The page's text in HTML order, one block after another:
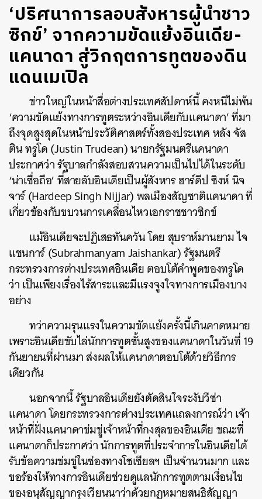
‘ปริศนาการลอบสังหารผู้นำชาว
ซิกข์’ จากความขัดแย้งอินเดีย-
แคนาดา สู่วิกฤตการทูตของดิน
แดนเมเปิล
ข่าวใหญ่ในหน้าสื่อต่างประเทศสัปดาห์นี้ คงหนีไม่พ้น
‘ความขัดแย้งทางการทูตระหว่างอินเดียกับแคนาดา’ ที่มา
ถึงจุดสูงสุดในหน้าประวัติศาสตร์ทั้งสองประเทศ หลัง จัส
ติน ทรูโด (Justin Trudean) นายกรัฐมนตรีแคนาดา
ประกาศว่า รัฐบาลกำลังสอบสวนความเป็นไปได้ในระดับ
‘น่าเชื่อถือ’ ที่สายลับอินเดียเป็นผู้สังหาร ฮาร์ดีป ซิงห์ นิจ
จาร์ (Hardeep Singh Nijjar) พลเมืองสัญชาติแคนาดา ที่
เกี่ยวข้องกับขบวนการเคลื่อนไหวเอกราชชาวซิกข์
แม้อินเดียจะปฏิเสธทันควัน โดย สุบราห์มานยาม ไจ
แชนการ์ (Subrahmanyam Jaishankar) รัฐมนตรี
กระทรวงการต่างประเทศอินเดีย ตอบโต้คำพูดของทรูโด
ว่า เป็นเพียงเรื่องไร้สาระและมีแรงจูงใจทางการเมืองบาง
อย่าง
ทว่าความรุนแรงในความขัดแย้งครั้งนี้เกินคาดหมาย
เพราะอินเดียขับไล่นักการทูตชั้นสูงของแคนาดาในวันที่ 19
กันยายนที่ผ่านมา ส่งผลให้แคนาดาตอบโต้ด้วยวิธีการ
เดียวกัน
นอกจากนี้ รัฐบาลอินเดียยังตัดสินใจระงับวีซ่า
แคนาดา โดยกระทรวงการต่างประเทศแถลงการณ์ว่า เจ้า
หน้าที่ฝั่งแคนาดาข่มขู่เจ้าหน้าที่กงสุลของอินเดีย ขณะที่
แคนาดาก็ประกาศว่า นักการทูตที่ประจำการในอินเดียได้
รับข้อความข่มขู่ในช่องทางโชเซียลฯ เป็นจำนวนมาก และ
ขอร้องให้ทางการอินเดียช่วยดูแลนักการทูตตามเงื่อนไข
ของอนุสัญญากรุงเวียนนาว่าด้วยกฎหมายสนธิสัญญา